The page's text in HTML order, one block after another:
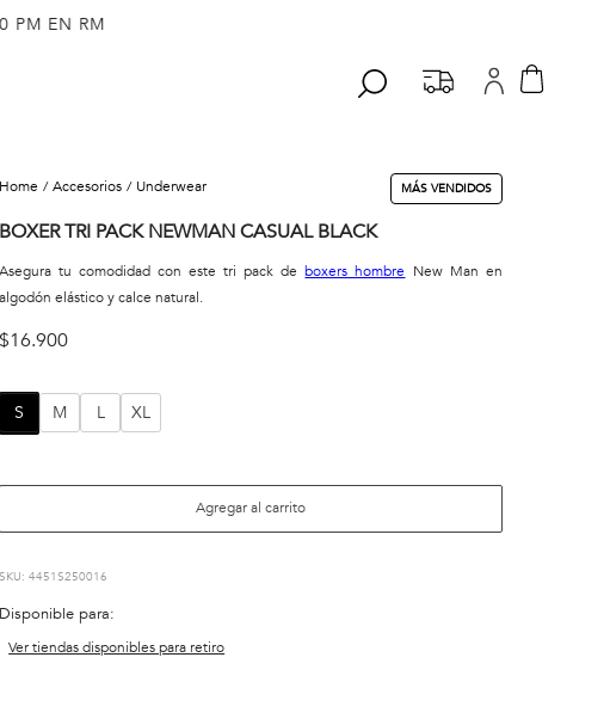
PM EN RM
accesorios underwear MÁS VENDIDOS
BOXER TRI PACK NEWMAN CASUAL BLACK
Asegura tu comodidad con este tri pack deboxers hombre New Man en
algodón elástico y calce natural.
$16.900
S M L XL
Agregar al carrito
:4451S250016
Disponible para:
Ver tiendas disponibles para retiro